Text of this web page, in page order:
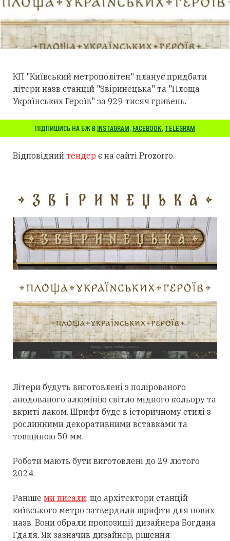
КП "Київський метрополітен" планує придбати
літери назв станцій "Звіринецька" та "Площа
Українських Героїв" за 929 тисяч гривень.
ПІДПИШИСЬ НА БЖ В INSTAGRAM, FACEBOOK, TELEGRAM
Відповідний тендер є на сайті Prozorro.
Літери будуть виготовлені з полірованого
анодованого алюмінію світло мідного кольору та
вкриті лаком. Шрифт буде в історичному стилі з
рослинними декоративними вставками та
товщиною 50 мм.
Роботи мають бути виготовлені до 29 лютого
2024.
Раніше ми писали, що архітектори станцій
київського метро затвердили шрифти для нових
назв. Вони обрали пропозиції дизайнера Богдана
Гдаля. Як зазначив дизайнер, рішення